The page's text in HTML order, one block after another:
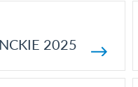
2025